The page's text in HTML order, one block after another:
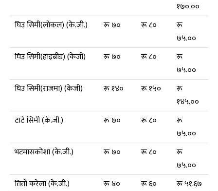
१७०.००
घिउ सिमी(लोकल) (के.जी.)
रू ७० रू ८०
रू
७५.००
घिउ सिमी(हाइब्रीड) (केजी)
रू ७० रू ८०
रू
७५.००
घिउ सिमी(राजमा) (केजी)
रू १४० रू १५०
रू
१४५.००
टाटे सिमी (के.जी.)
रू ७० रू ८०
रू
७५.००
भटमासकोशा (के.जी.)
रू ७० रू ८०
रू
७५.००
तितो करेला (के.जी.)
रू ४० रू ६०
रू ५१.६७